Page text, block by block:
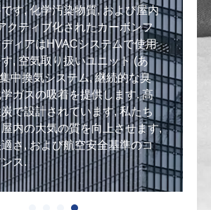
す, 化学汚染物質, および屋内
クティブ化されたカーボンフ
ィアはHVACシステムで使用
, 空気取り扱いユニット (あ
中換気システム, 継続的な臭
ガスの吸着を提供します. 高
で設計されています, 私たち
内の大気の質を向上させます,
さ, および航空安全基準のコ
ス.